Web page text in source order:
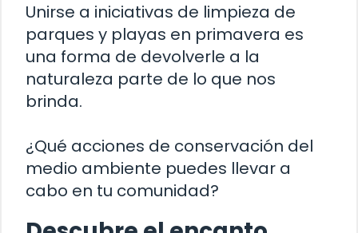
Unirse a iniciativas de limpieza de
parques y playas en primavera es
una forma de devolverle a la
naturaleza parte de lo que nos
brinda.
¿Qué acciones de conservación del
medio ambiente puedes llevar a
cabo en tu comunidad?